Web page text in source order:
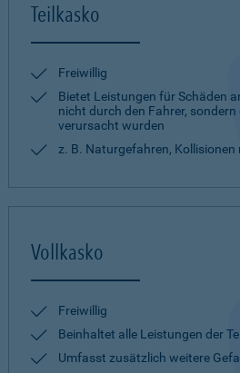
Teilkasko
Freiwillig
Bietet Leistungen für Schäden
nicht durch den Fahrer,
verursacht wurden
z. B. Naturgefahren, Kollisionen
Vollkasko
Freiwillig
Beinhaltet alle Leistungen der
Umfasst zusätzlich weitere